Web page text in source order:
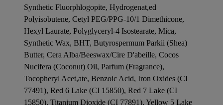
Synthetic Fluorphlogopite, Hydrogenat,ed
Polyisobutene, Cetyl PEG/PPG-10/1 Dimethicone,
Hexyl Laurate, Polyglyceryl-4 Isostearate, Mica,
Synthetic Wax, BHT, Butyrospermum Parkii (Shea)
Butter, Cera Alba/Beeswax/Cire D'abeille, Cocos
Nucifera (Coconut) Oil, Parfum (Fragrance),
Tocopheryl Acet,ate, Benzoic Acid, Iron Oxides (CI
77491), Red 6 Lake (CI 15850), Red 7 Lake (CI
15850), Titanium Dioxide (CI 77891), Yellow 5 Lake